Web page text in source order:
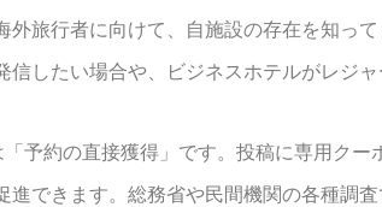
外旅行者に向けて、自施設の存在を知っ
信したい場合や、ビジネスホテルがレジ
予約の直接獲得」です。投稿に専用ク
進できます。総務省や民間機関の各種調